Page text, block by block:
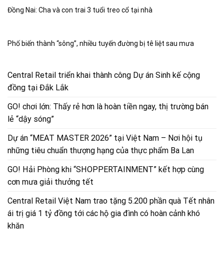
Đồng Nai: Cha và con trai 3 tuổi treo cổ tại nhà
Phố biến thành “sông”, nhiều tuyến đường bị tê liệt sau mưa
Central Retail triển khai thành công Dự án Sinh kế cộng
đồng tại Đắk Lắk
GO! chơi lớn: Thấy rẻ hơn là hoàn tiền ngay, thị trường bán
lẻ “dậy sóng”
Dự án “MEAT MASTER 2026” tại Việt Nam – Nơi hội tụ
những tiêu chuẩn thượng hạng của thực phẩm Ba Lan
GO! Hải Phòng khi “SHOPPERTAINMENT” kết hợp cùng
cơn mưa giải thưởng tết
Central Retail Việt Nam trao tặng 5.200 phần quà Tết nhân
ái trị giá 1 tỷ đồng tới các hộ gia đình có hoàn cảnh khó
khăn